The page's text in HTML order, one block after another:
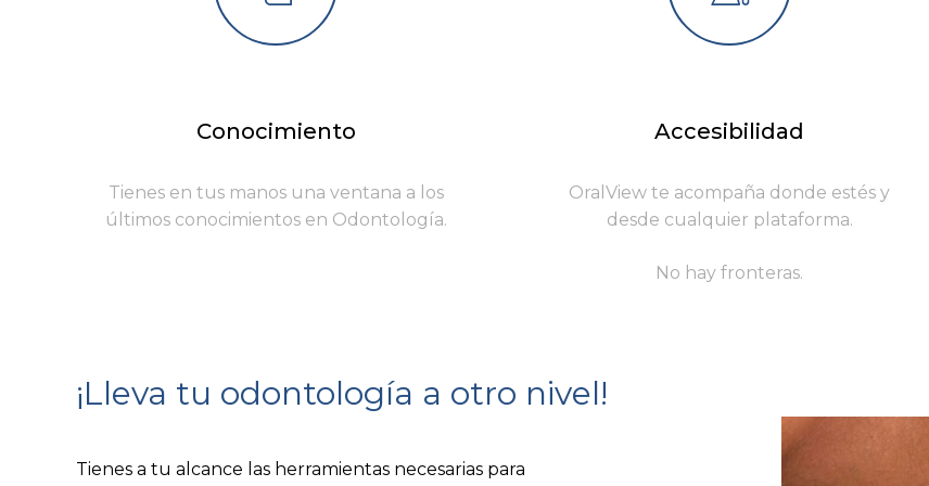
Conocimiento
Tienes en tus manos una ventana a los
últimos conocimientos en Odontología.
Accesibilidad
OralView te acompaña donde estés y
desde cualquier plataforma.
No hay fronteras.
¡Lleva tu odontología a otro nivel!
Tienes a tu alcance las herramientas necesarias para